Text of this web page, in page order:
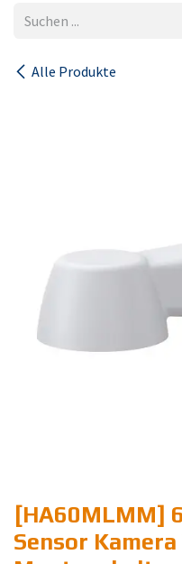
Alle Produkte
[HA60MLMM]
Sensor